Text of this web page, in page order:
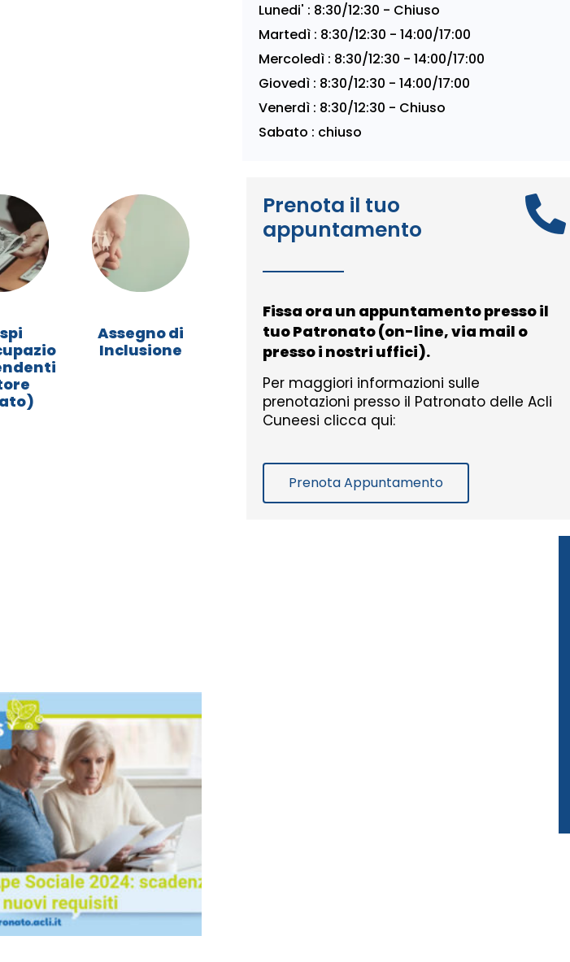
Assegno di
Inclusione
Lunedi' : 8:30/12:30 - Chiuso
Martedì : 8:30/12:30 - 14:00/17:00
Mercoledì : 8:30/12:30 - 14:00/17:00
Giovedì : 8:30/12:30 - 14:00/17:00
Venerdì : 8:30/12:30 - Chiuso
Sabato : chiuso
Prenota il tuo
appuntamento
Fissa ora un appuntamento presso il
tuo Patronato (on-line, via mail o
presso i nostri uffici).
Per maggiori informazioni sulle
prenotazioni presso il Patronato delle Acli
Cuneesi clicca qui:
Prenota Appuntamento